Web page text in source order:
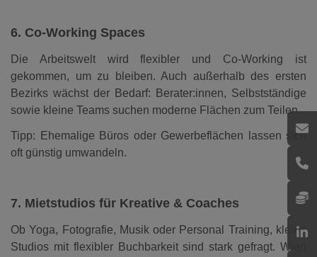
6. Co-Working Spaces
Die Arbeitswelt wird flexibler und Co-Working ist
gekommen, um zu bleiben. Auch außerhalb des ersten
Bezirks wächst der Bedarf: Berater:innen, Selbstständige
sowie kleine Teams suchen moderne Flächen zum Teilen.
Tipp: Ehemalige Büros oder Gewerbeflächen lassen sich
oft günstig umwandeln.
7. Mietstudios für Kreative & Coaches
Ob Yoga, Fotografie, Musik oder Personal Training, kleine
Studios mit flexibler Buchbarkeit sind stark gefragt. Wien